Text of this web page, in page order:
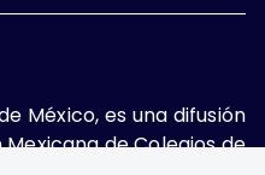
México, es una difusión
de Colegios de